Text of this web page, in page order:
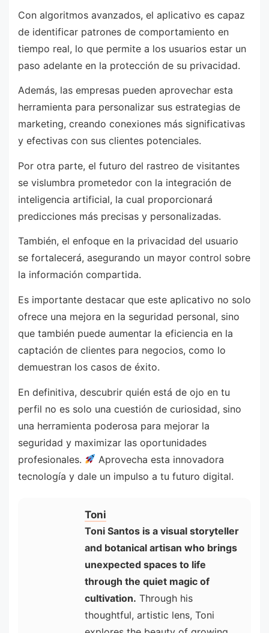
Con algoritmos avanzados, el aplicativo es capaz
de identificar patrones de comportamiento en
tiempo real, lo que permite a los usuarios estar un
paso adelante en la protección de su privacidad.
Además, las empresas pueden aprovechar esta
herramienta para personalizar sus estrategias de
marketing, creando conexiones más significativas
y efectivas con sus clientes potenciales.
Por otra parte, el futuro del rastreo de visitantes
se vislumbra prometedor con la integración de
inteligencia artificial, la cual proporcionará
predicciones más precisas y personalizadas.
También, el enfoque en la privacidad del usuario
se fortalecerá, asegurando un mayor control sobre
la información compartida.
Es importante destacar que este aplicativo no solo
ofrece una mejora en la seguridad personal, sino
que también puede aumentar la eficiencia en la
captación de clientes para negocios, como lo
demuestran los casos de éxito.
En definitiva, descubrir quién está de ojo en tu
perfil no es solo una cuestión de curiosidad, sino
una herramienta poderosa para mejorar la
seguridad y maximizar las oportunidades
profesionales.
Aprovecha esta innovadora
tecnología y dale un impulso a tu futuro digital.
Toni
Toni Santos is a visual storyteller
and botanical artisan who brings
unexpected spaces to life
through the quiet magic of
cultivation. Through his
thoughtful, artistic lens, Toni